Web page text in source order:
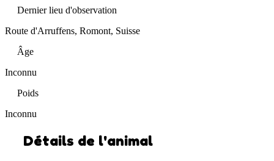
Dernier lieu d'observation
Route d'Arruffens, Romont, Suisse
Âge
Inconnu
Poids
Inconnu
Détails de l'animal